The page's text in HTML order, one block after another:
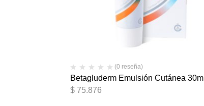
(0 reseña)
Betagluderm Emulsión Cutánea 30ml
$75.876